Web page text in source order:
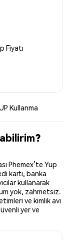
Fiyatı
Kullanma
Phemex’te Yup
kartı, banka
kullanarak
yok, zahmetsiz.
ve kimlik avı
yer ve